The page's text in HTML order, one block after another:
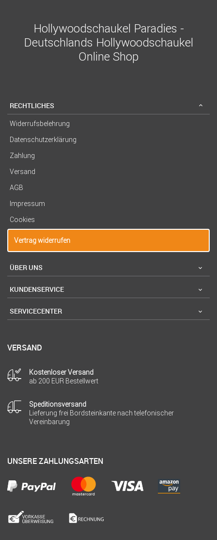
Hollywoodschaukel Paradies -
Deutschlands Hollywoodschaukel
Online Shop
RECHTLICHES
Widerrufsbelehrung
Datenschutzerklärung
Zahlung
Versand
AGB
Impressum
Cookies
Vertrag widerrufen
ÜBER UNS
KUNDENSERVICE
SERVICECENTER
VERSAND
Kostenloser Versand
ab 200 EUR Bestellwert
Speditionsversand
Lieferung frei Bordsteinkante nach telefonischer
Vereinbarung
UNSERE ZAHLUNGSARTEN